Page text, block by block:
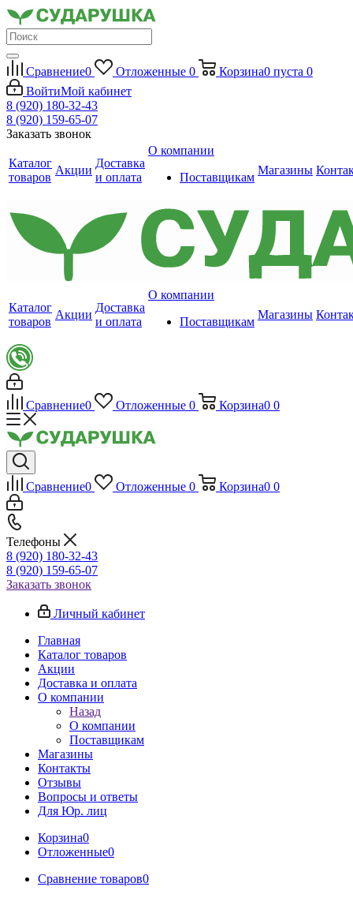
Сравнение0 Отложенные 0 Корзина0 пуста 0
ВойтиМой кабинет
8 (920) 180-32-43
8 (920) 159-65-07
Заказать звонок
Каталог
товаров
Акции
Доставка
и оплата
О компании
Поставщикам
Магазины
Каталог
товаров
Акции
Доставка
и оплата
О компании
Поставщикам
Магазины
Сравнение0 Отложенные 0 Корзина0 0
Сравнение0 Отложенные 0 Корзина0 0
Телефоны
8 (920) 180-32-43
8 (920) 159-65-07
Заказать звонок
Личный кабинет
Главная
Каталог товаров
Акции
Доставка и оплата
О компании
Назад
О компании
Поставщикам
Магазины
Контакты
Отзывы
Вопросы и ответы
Для Юр. лиц
Корзина0
Отложенные0
Сравнение товаров0